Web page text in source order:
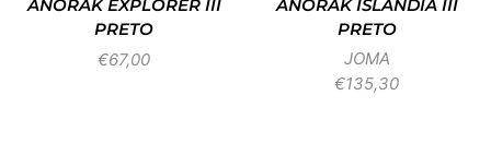
ANORAK EXPLORER III
PRETO
€67,00
ANORAK ISLANDIA III
PRETO
JOMA
€135,30